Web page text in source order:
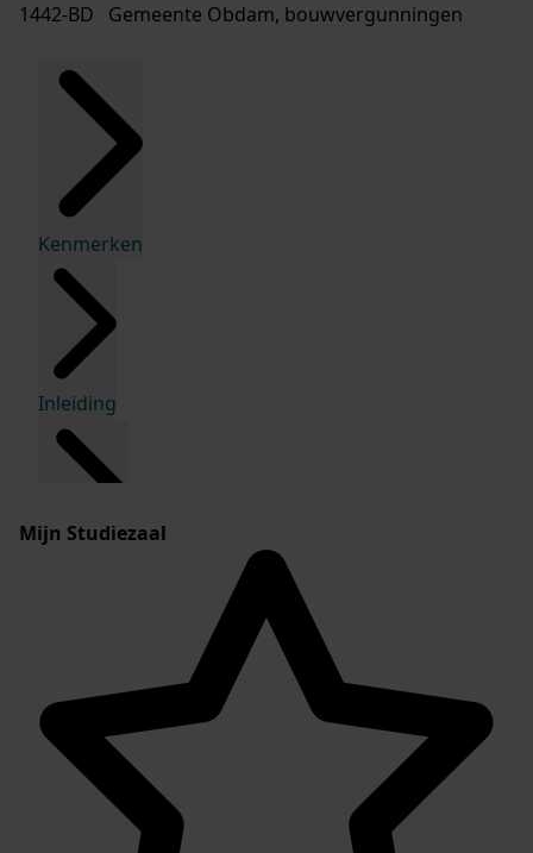
1442-BD Gemeente Obdam, bouwvergunningen
Kenmerken
Inleiding
Mijn Studiezaal